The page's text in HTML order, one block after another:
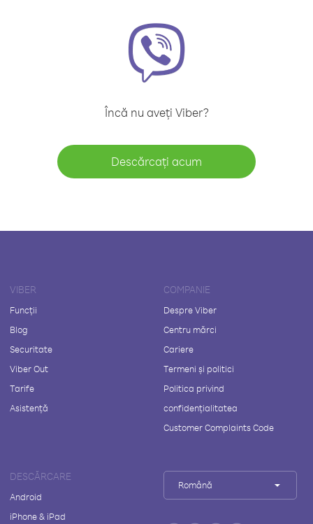
Încă nu aveți Viber?
Descărcați acum
VIBER
Funcții
Blog
Securitate
Viber Out
Tarife
Asistență
COMPANIE
Despre Viber
Centru mărci
Cariere
Termeni și politici
Politica privind
confidențialitatea
Customer Complaints Code
DESCĂRCARE
Android
iPhone & iPad
Română